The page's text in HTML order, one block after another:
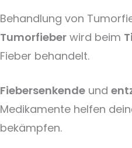
Behandlung von
Tumorfieber wird beim
Fieber behandelt.
Fiebersenkende und
Medikamente helfen
bekämpfen.